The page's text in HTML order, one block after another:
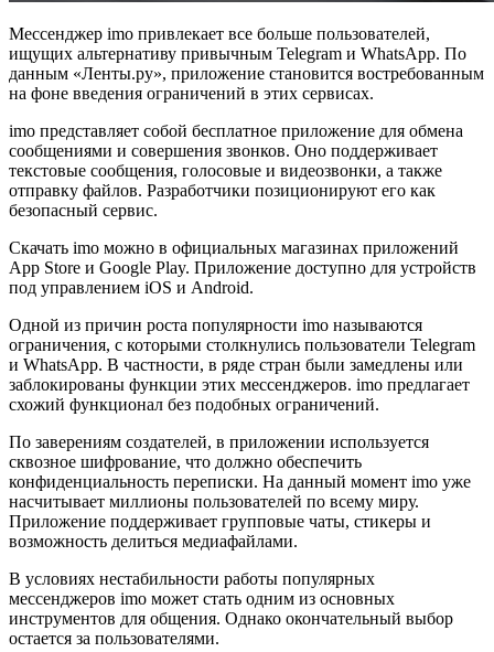
Мессенджер imo привлекает все больше пользователей,
ищущих альтернативу привычным Telegram и WhatsApp. По
данным «Ленты.ру», приложение становится востребованным
на фоне введения ограничений в этих сервисах.
imo представляет собой бесплатное приложение для обмена
сообщениями и совершения звонков. Оно поддерживает
текстовые сообщения, голосовые и видеозвонки, а также
отправку файлов. Разработчики позиционируют его как
безопасный сервис.
Скачать imo можно в официальных магазинах приложений
App Store и Google Play. Приложение доступно для устройств
под управлением iOS и Android.
Одной из причин роста популярности imo называются
ограничения, с которыми столкнулись пользователи Telegram
и WhatsApp. В частности, в ряде стран были замедлены или
заблокированы функции этих мессенджеров. imo предлагает
схожий функционал без подобных ограничений.
По заверениям создателей, в приложении используется
сквозное шифрование, что должно обеспечить
конфиденциальность переписки. На данный момент imo уже
насчитывает миллионы пользователей по всему миру.
Приложение поддерживает групповые чаты, стикеры и
возможность делиться медиафайлами.
В условиях нестабильности работы популярных
мессенджеров imo может стать одним из основных
инструментов для общения. Однако окончательный выбор
остается за пользователями.